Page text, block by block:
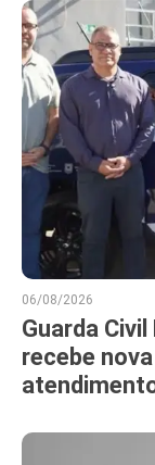
06/08/2026
Guarda
recebe